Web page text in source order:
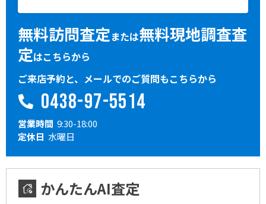
無料訪問査定または無料現地調査査
定はこちらから
ご来店予約と、メールでのご質問もこちらから
0438-97-5514
営業時間 9:30-18:00
定休日 水曜日
かんたんAI査定